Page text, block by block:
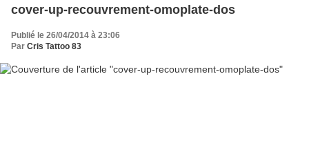
cover-up-recouvrement-omoplate-dos
Publié le 26/04/2014 à 23:06
Par Cris Tattoo 83